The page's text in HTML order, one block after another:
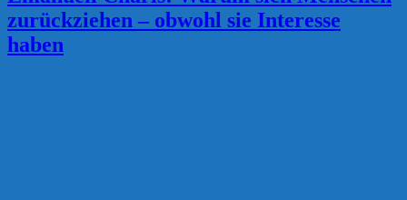
zurückziehen – obwohl sie Interesse
haben